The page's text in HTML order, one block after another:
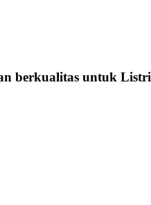
berkualitas untuk